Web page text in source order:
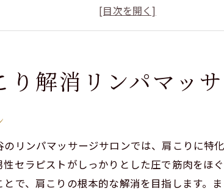
女性に優しいプライベートサロンの特長
ストレス解消に最適なマッサージの選択肢
仕事帰りに通いやすいサロンの利便性
参道駅近くのリンパマッサージでホルモンバ
男性セラピストの高技術で安心施術
女性の健康を支えるホルモン調整法
解消リンパマッ
リンパマッサージサロンでは、肩こりに特
セラピストがしっかりとした圧で筋肉をほ
で、肩こりの根本的な解消を目指します。